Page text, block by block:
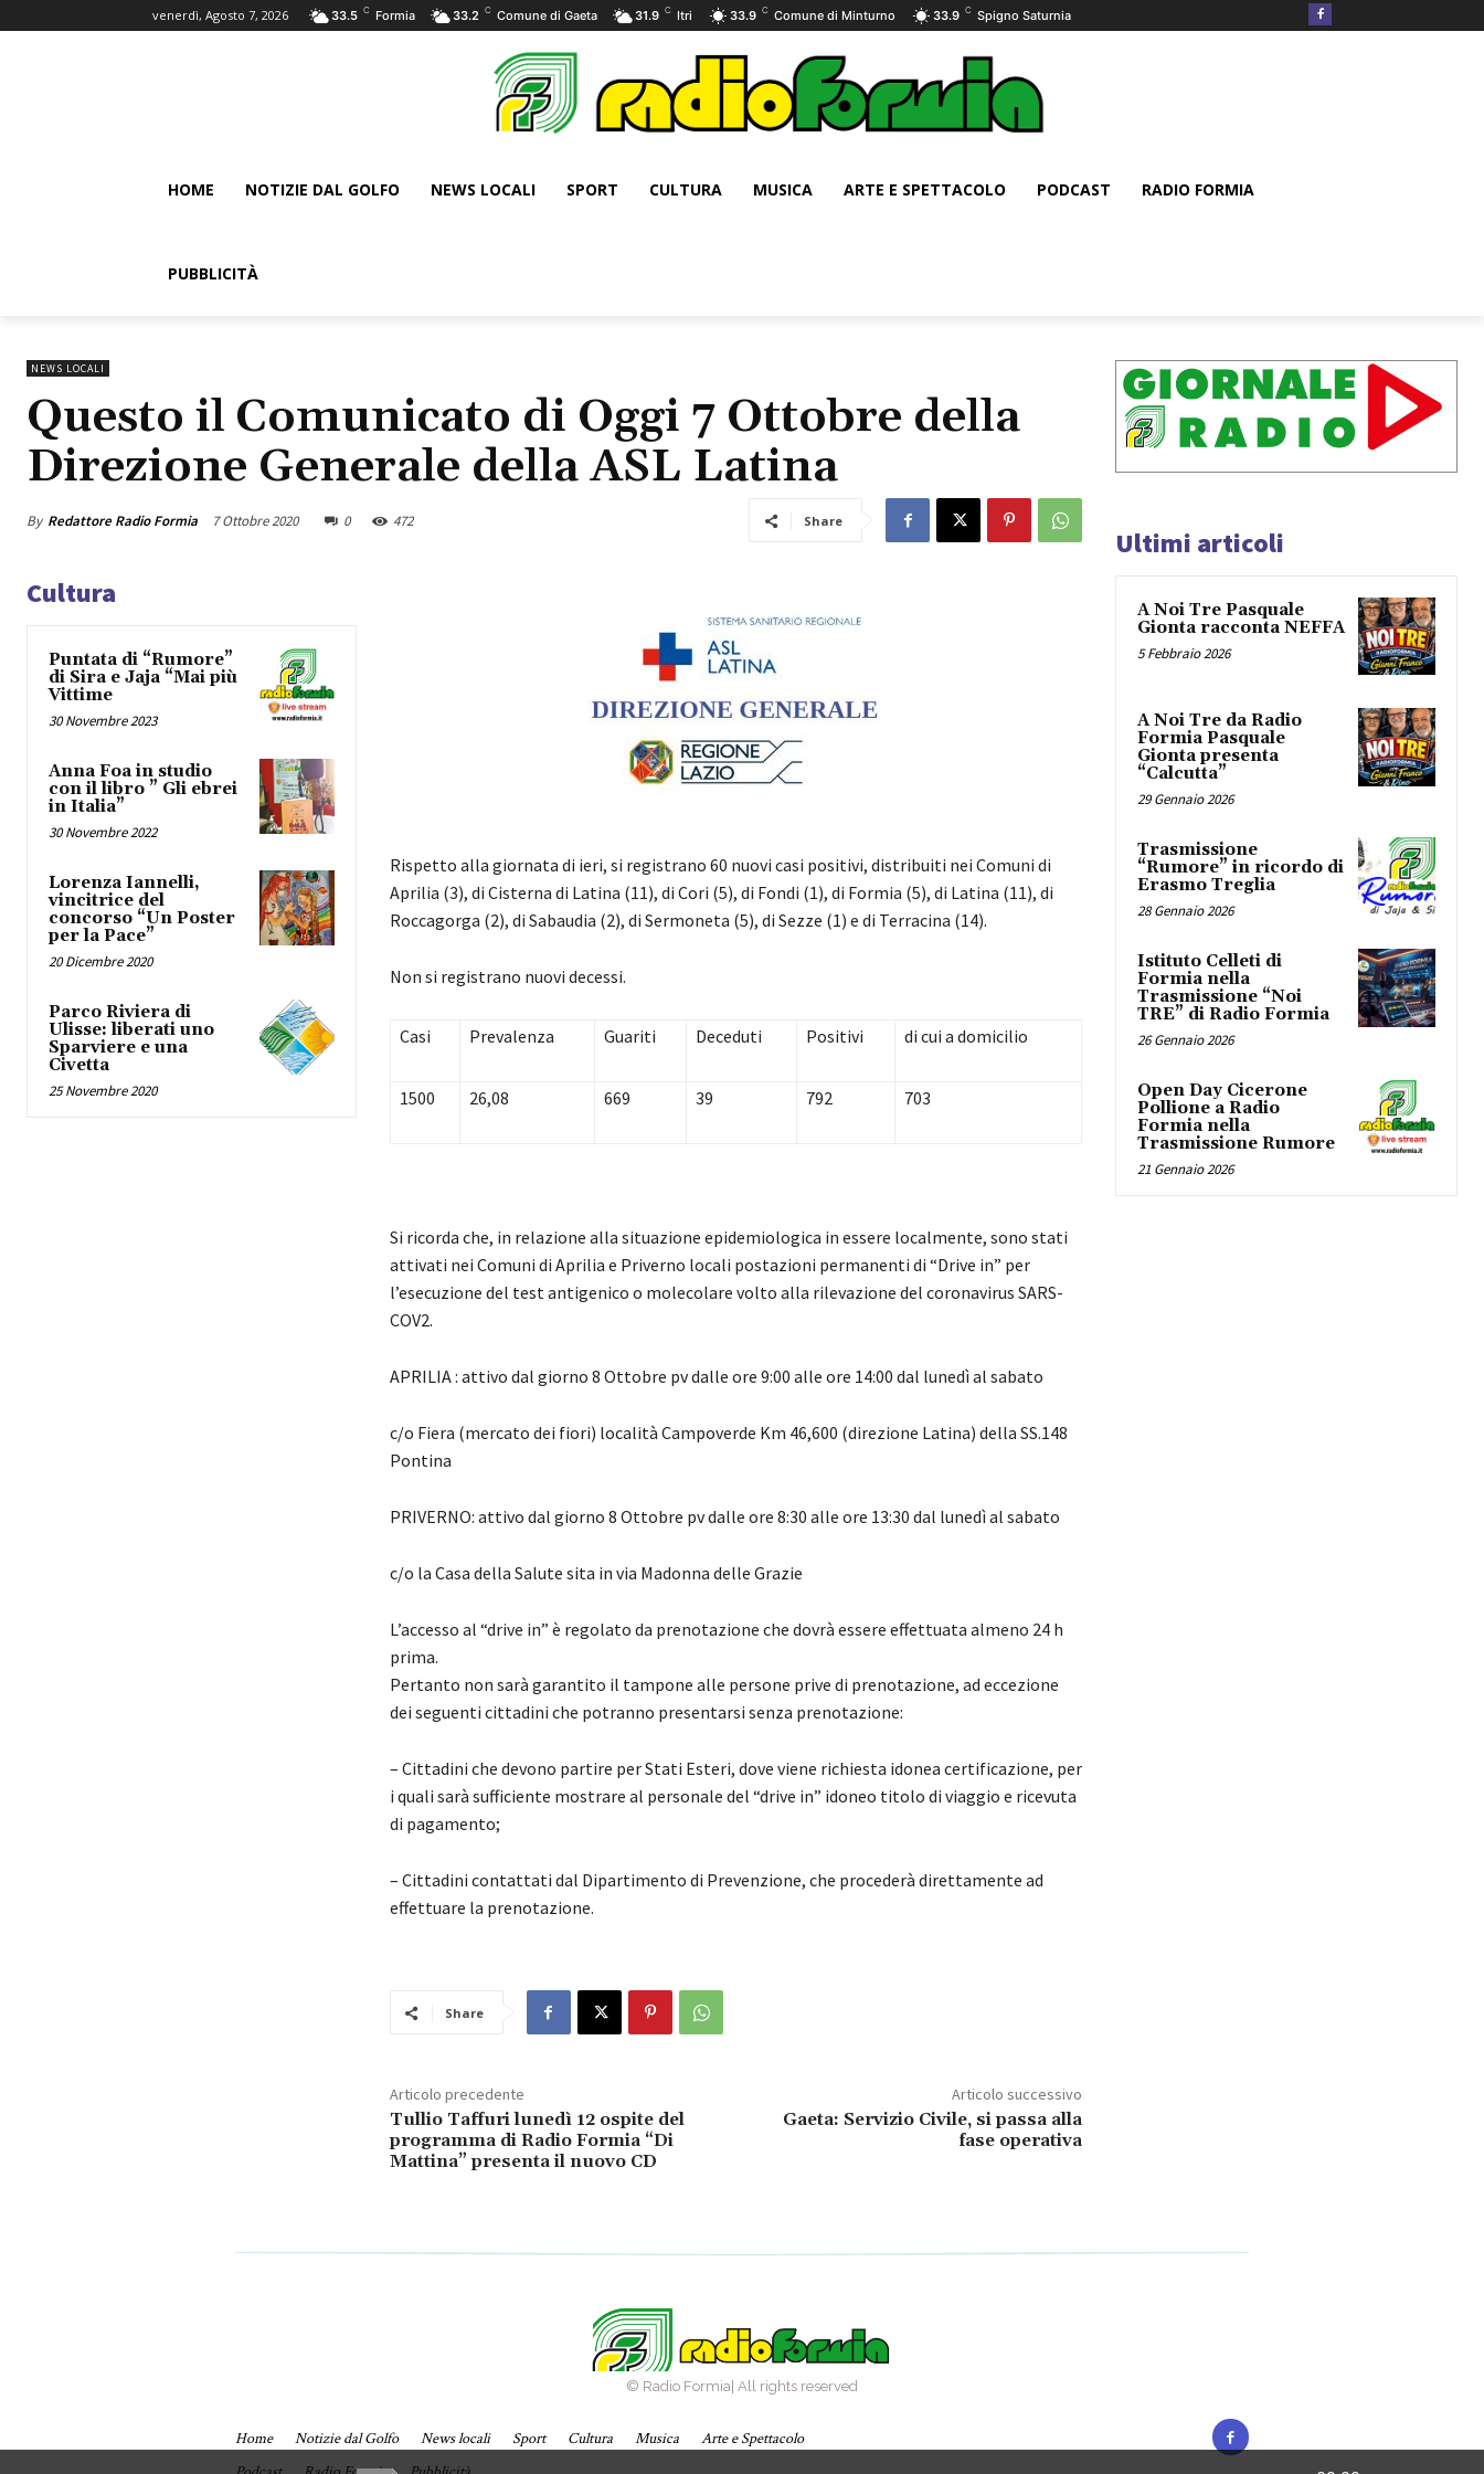
venerdì, Agosto 7, 2026 33.5 C Formia 33.2 C Comune di Gaeta 31.9 C Itri 33.9 C Comune di Minturno 33.9 C Spigno Saturnia
HOME NOTIZIE DAL GOLFO NEWS LOCALI SPORT CULTURA MUSICA ARTE E SPETTACOLO PODCAST RADIO FORMIA
PUBBLICITÀ
NEWS LOCALI
Questo il Comunicato di Oggi 7 Ottobre della
Direzione Generale della ASL Latina
By Redattore Radio Formia 7 Ottobre 2020 0 472 Share
Cultura
Puntata di “Rumore”
di Sira e Jaja “Mai più
Vittime
30 Novembre 2023
Anna Foa in studio
con il libro ” Gli ebrei
in Italia”
30 Novembre 2022
Lorenza Iannelli,
vincitrice del
concorso “Un Poster
per la Pace”
20 Dicembre 2020
Parco Riviera di
Ulisse: liberati uno
Sparviere e una
Civetta
25 Novembre 2020
Rispetto alla giornata di ieri, si registrano 60 nuovi casi positivi, distribuiti nei Comuni di
Aprilia (3), di Cisterna di Latina (11), di Cori (5), di Fondi (1), di Formia (5), di Latina (11), di
Roccagorga (2), di Sabaudia (2), di Sermoneta (5), di Sezze (1) e di Terracina (14).
Non si registrano nuovi decessi.
Casi Prevalenza Guariti Deceduti Positivi di cui a domicilio
1500 26,08 669 39 792 703
Si ricorda che, in relazione alla situazione epidemiologica in essere localmente, sono stati
attivati nei Comuni di Aprilia e Priverno locali postazioni permanenti di “Drive in” per
l’esecuzione del test antigenico o molecolare volto alla rilevazione del coronavirus SARS-
COV2.
APRILIA : attivo dal giorno 8 Ottobre pv dalle ore 9:00 alle ore 14:00 dal lunedì al sabato
c/o Fiera (mercato dei fiori) località Campoverde Km 46,600 (direzione Latina) della SS.148
Pontina
PRIVERNO: attivo dal giorno 8 Ottobre pv dalle ore 8:30 alle ore 13:30 dal lunedì al sabato
c/o la Casa della Salute sita in via Madonna delle Grazie
L’accesso al “drive in” è regolato da prenotazione che dovrà essere effettuata almeno 24 h
prima.
Pertanto non sarà garantito il tampone alle persone prive di prenotazione, ad eccezione
dei seguenti cittadini che potranno presentarsi senza prenotazione:
– Cittadini che devono partire per Stati Esteri, dove viene richiesta idonea certificazione, per
i quali sarà sufficiente mostrare al personale del “drive in” idoneo titolo di viaggio e ricevuta
di pagamento;
– Cittadini contattati dal Dipartimento di Prevenzione, che procederà direttamente ad
effettuare la prenotazione.
Share
Articolo precedente
Tullio Taffuri lunedì 12 ospite del
programma di Radio Formia “Di
Mattina” presenta il nuovo CD
Articolo successivo
Gaeta: Servizio Civile, si passa alla
fase operativa
Ultimi articoli
A Noi Tre Pasquale
Gionta racconta NEFFA
5 Febbraio 2026
A Noi Tre da Radio
Formia Pasquale
Gionta presenta
“Calcutta”
29 Gennaio 2026
Trasmissione
“Rumore” in ricordo di
Erasmo Treglia
28 Gennaio 2026
Istituto Celleti di
Formia nella
Trasmissione “Noi
TRE” di Radio Formia
26 Gennaio 2026
Open Day Cicerone
Pollione a Radio
Formia nella
Trasmissione Rumore
21 Gennaio 2026
© Radio Formia| All rights reserved
Home Notizie dal Golfo News locali Sport Cultura Musica
Arte e Spettacolo